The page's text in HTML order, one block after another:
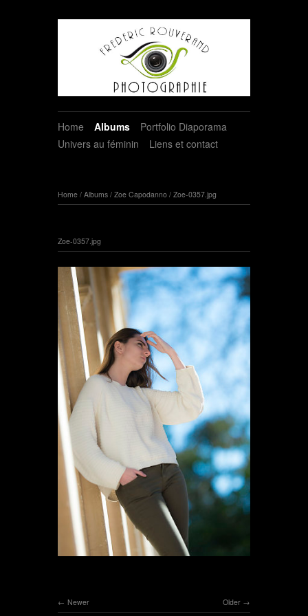
Home Albums
Portfolio Diaporama
Univers au féminin
Liens et contact
Home / Albums / Zoe Capodanno / Zoe-0357.jpg
Zoe-0357.jpg
Older
Newer